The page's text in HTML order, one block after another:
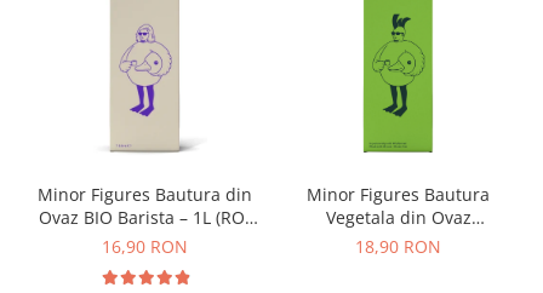
Distribuitor / Nivelator
Tamping - Statie de tampare
Cupping
Filtre Hartie
Minor Figures Bautura din
Ovaz BIO Barista – 1L (RO-
ECO-007)
16,90 RON
Minor Figures Bautura
Vegetala din Ovaz
Regenerative – 1L
18,90 RON